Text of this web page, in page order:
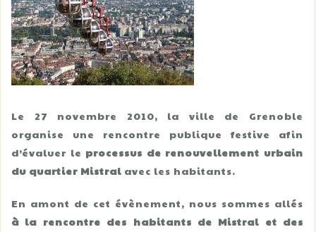
Le 27 novembre 2010, la ville de Grenoble
organise une rencontre publique festive afin
d’évaluer le processus de renouvellement urbain
du quartier Mistral avec les habitants.
En amont de cet évènement, nous sommes allés
à la rencontre des habitants de Mistral et des